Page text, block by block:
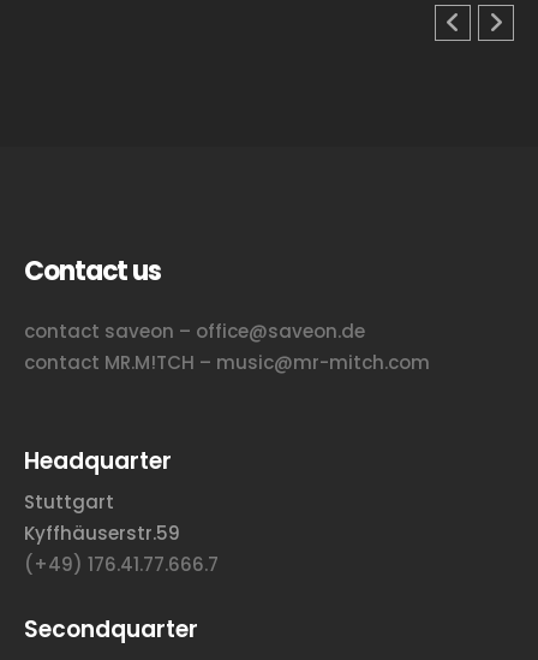
Contact us
contact saveon – office@saveon.de
contact MR.M!TCH – music@mr-mitch.com
Headquarter
Stuttgart
Kyffhäuserstr.59
(+49) 176.41.77.666.7
Secondquarter